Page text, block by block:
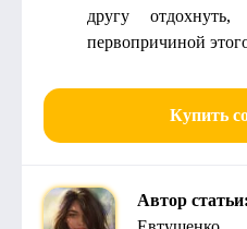
другу
первопричиной
Купить
Автор статьи: